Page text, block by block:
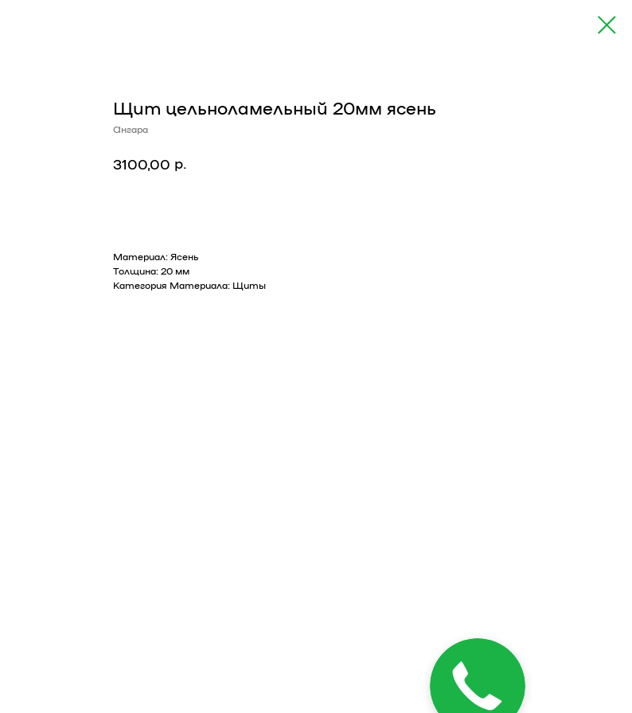
Щит цельноламельный 20мм ясень
Ангара
3100,00 р.
Материал: Ясень
Толщина: 20 мм
Категория Материала: Щиты